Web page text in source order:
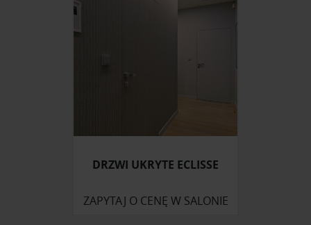
DRZWI UKRYTE ECLISSE
ZAPYTAJ O CENĘ W SALONIE